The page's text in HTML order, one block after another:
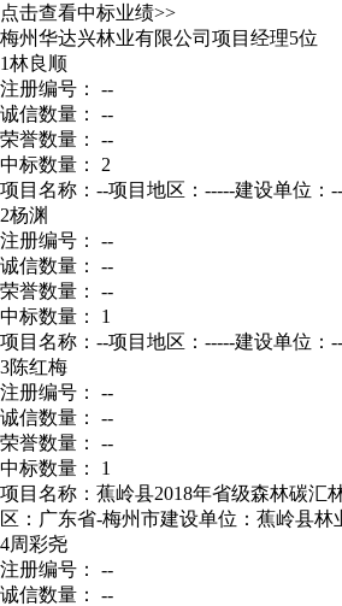
点击查看中标业绩>>
梅州华达兴林业有限公司项目经理5位
1林良顺
注册编号： --
诚信数量： --
荣誉数量： --
中标数量： 2
项目名称：--项目地区：-----建设单位：--
2杨渊
注册编号： --
诚信数量： --
荣誉数量： --
中标数量： 1
项目名称：--项目地区：-----建设单位：--
3陈红梅
注册编号： --
诚信数量： --
荣誉数量： --
中标数量： 1
项目名称：蕉岭县2018年省级森林碳汇
区：广东省-梅州市建设单位：蕉岭县林
4周彩尧
注册编号： --
诚信数量： --